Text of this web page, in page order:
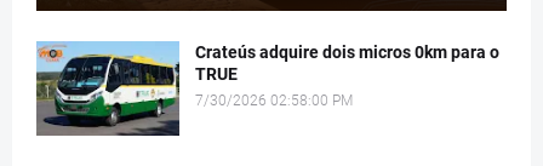
Crateús adquire dois micros 0km para o
TRUE
7/30/2026 02:58:00 PM